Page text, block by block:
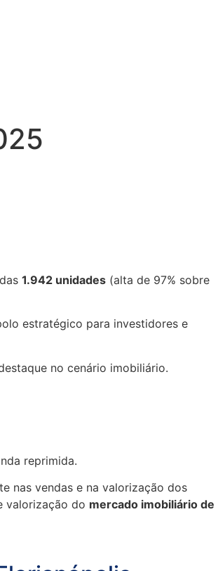
1.942 unidades (alta de 97% sobre
estratégico para investidores e
no cenário imobiliário.
reprimida.
nas vendas e na valorização dos
valorização do mercado imobiliário de